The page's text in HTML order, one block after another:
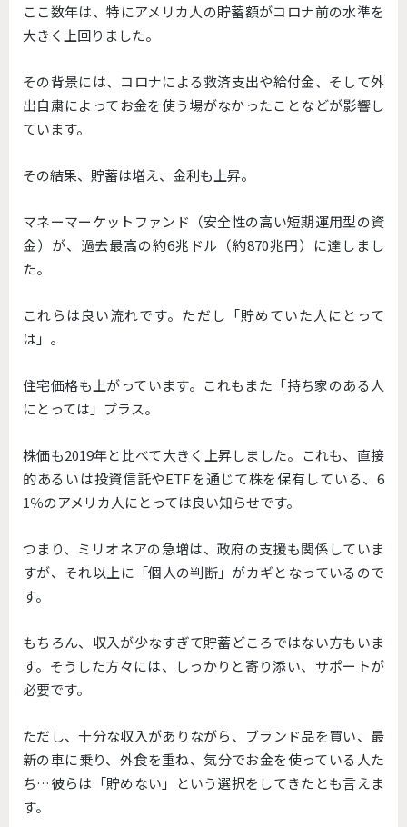
ここ数年は、特にアメリカ人の貯蓄額がコロナ前の水準を
大きく上回りました。
その背景には、コロナによる救済支出や給付金、そして外
出自粛によってお金を使う場がなかったことなどが影響し
ています。
その結果、貯蓄は増え、金利も上昇。
マネーマーケットファンド（安全性の高い短期運用型の資
金）が、過去最高の約6兆ドル（約870兆円）に達しまし
た。
これらは良い流れです。ただし「貯めていた人にとって
は」。
住宅価格も上がっています。これもまた「持ち家のある人
にとっては」プラス。
株価も2019年と比べて大きく上昇しました。これも、直接
的あるいは投資信託やETFを通じて株を保有している、6
1％のアメリカ人にとっては良い知らせです。
つまり、ミリオネアの急増は、政府の支援も関係していま
すが、それ以上に「個人の判断」がカギとなっているので
す。
もちろん、収入が少なすぎて貯蓄どころではない方もいま
す。そうした方々には、しっかりと寄り添い、サポートが
必要です。
ただし、十分な収入がありながら、ブランド品を買い、最
新の車に乗り、外食を重ね、気分でお金を使っている人た
ち…彼らは「貯めない」という選択をしてきたとも言えま
す。